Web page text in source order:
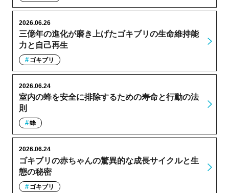
三億年の進化が磨き上げたゴキブリの生命維持能
力と自己再生
2026.06.26
ゴキブリ
室内の蜂を安全に排除するための寿命と行動の法
則
2026.06.24
蜂
ゴキブリの赤ちゃんの驚異的な成長サイクルと生
態の秘密
2026.06.24
ゴキブリ